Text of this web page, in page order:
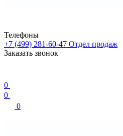
Телефоны
+7 (499) 281-60-47 Отдел продаж
Заказать звонок
0
0
0